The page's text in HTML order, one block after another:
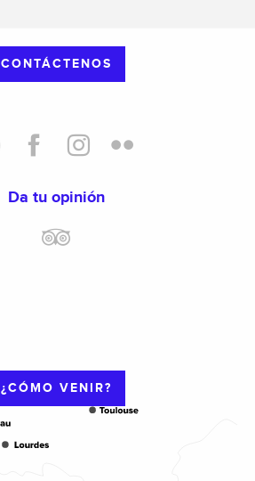
CONTÁCTENOS
Da tu opinión
¿CÓMO VENIR?